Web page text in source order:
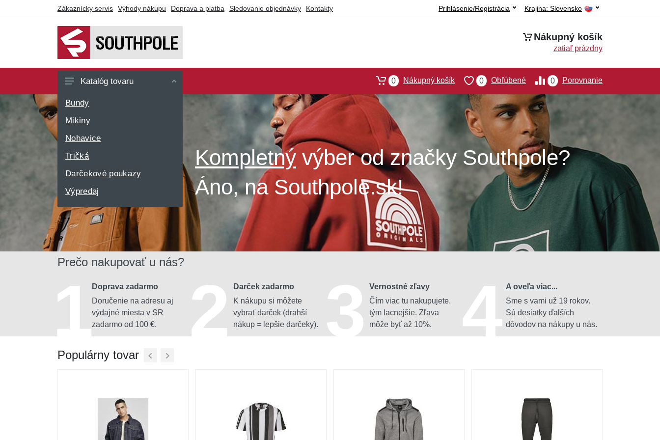
Zákaznícky servis Výhody nákupu Doprava a platba Sledovanie objednávky Kontakty Krajina: Slovensko
Prihlásenie/Registrácia
Nákupný košík
zatiaľ prázdny
Bundy
Mikiny
Nohavice
Tričká
Darčekové poukazy
Výpredaj
Katalóg tovaru 0 Porovnanie
0 Obľúbené
0 Nákupný košík
výber od značky Southpole?
Áno, na Southpole.sk!
Prečo nakupovať u nás?
Doprava zadarmo
Doručenie na adresu aj
výdajné miesta v SR
zadarmo od 100 €.
1
Darček zadarmo
K nákupu si môžete
vybrať darček (drahší
nákup = lepšie darčeky).
2
Vernostné zľavy
Čím viac tu nakupujete,
tým lacnejšie. Zľava
môže byť až 10%.
3
A oveľa viac...
Sme s vami už 19 rokov.
Sú desiatky ďalších
dôvodov na nákupy u nás.
4
Populárny tovar